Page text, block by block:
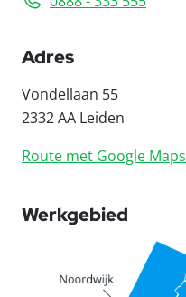
Adres
Vondellaan 55
2332 AA Leiden
Route met Google Maps
Werkgebied